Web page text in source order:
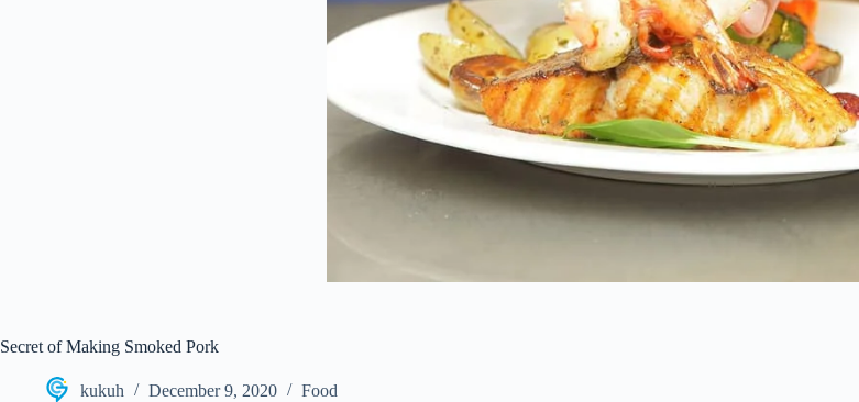
Secret of Making Smoked Pork
kukuh December 9, 2020 Food